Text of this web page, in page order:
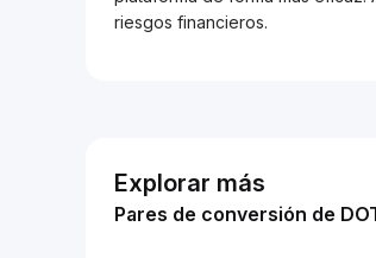
riesgos financieros.
Explorar más
Pares de conversión de